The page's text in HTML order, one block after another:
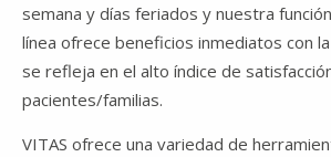
semana y días feriados y nuestra
línea ofrece beneficios inmediatos con
se refleja en el alto índice de
pacientes/familias.
VITAS ofrece una variedad de